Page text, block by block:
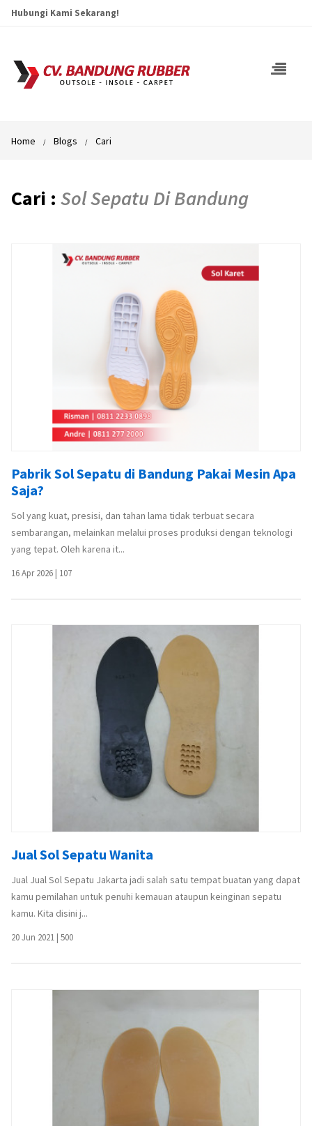
Hubungi Kami Sekarang!
Home Blogs Cari
Cari : Sol Sepatu Di Bandung
Pabrik Sol Sepatu di Bandung Pakai Mesin Apa
Saja?
Sol yang kuat, presisi, dan tahan lama tidak terbuat secara
sembarangan, melainkan melalui proses produksi dengan teknologi
yang tepat. Oleh karena it...
16 Apr 2026 | 107
Jual Sol Sepatu Wanita
Jual Jual Sol Sepatu Jakarta jadi salah satu tempat buatan yang dapat
kamu pemilahan untuk penuhi kemauan ataupun keinginan sepatu
kamu. Kita disini j...
20 Jun 2021 | 500